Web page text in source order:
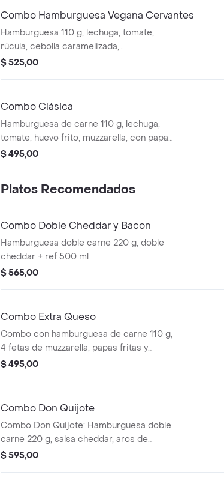
Combo Hamburguesa Vegana Cervantes
Hamburguesa 110 g, lechuga, tomate,
rúcula, cebolla caramelizada,
acompañado de papas fritas y refresco
$ 525,00
Combo Clásica
Hamburguesa de carne 110 g, lechuga,
tomate, huevo frito, muzzarella, con papas
fritas y refresco línea pepsi 500 ml.
$ 495,00
Platos Recomendados
Combo Doble Cheddar y Bacon
Hamburguesa doble carne 220 g, doble
cheddar + ref 500 ml
$ 565,00
Combo Extra Queso
Combo con hamburguesa de carne 110 g,
4 fetas de muzzarella, papas fritas y
bebida de 500 ml.
$ 495,00
Combo Don Quijote
Combo Don Quijote: Hamburguesa doble
carne 220 g, salsa cheddar, aros de
cebolla, lechuga, tomate, papas fritas y
$ 595,00